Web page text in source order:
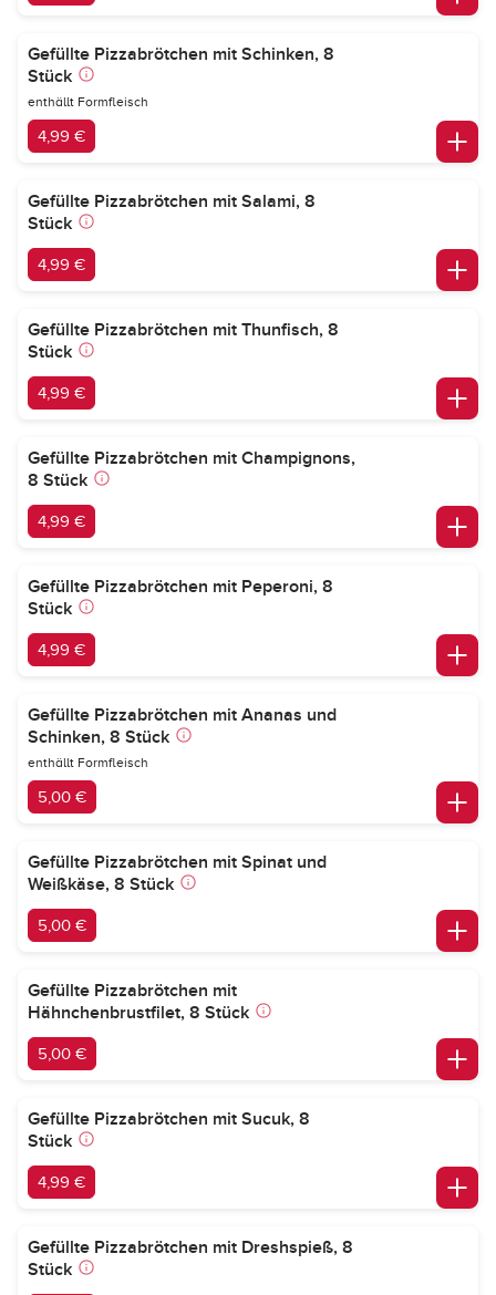
Gefüllte Pizzabrötchen mit Schinken, 8
Stück
enthällt Formfleisch
4,99 €
Gefüllte Pizzabrötchen mit Salami, 8
Stück
4,99 €
Gefüllte Pizzabrötchen mit Thunfisch, 8
Stück
4,99 €
Gefüllte Pizzabrötchen mit Champignons,
8 Stück
4,99 €
Gefüllte Pizzabrötchen mit Peperoni, 8
Stück
4,99 €
Gefüllte Pizzabrötchen mit Ananas und
Schinken, 8 Stück
enthällt Formfleisch
5,00 €
Gefüllte Pizzabrötchen mit Spinat und
Weißkäse, 8 Stück
5,00 €
Gefüllte Pizzabrötchen mit
Hähnchenbrustfilet, 8 Stück
5,00 €
Gefüllte Pizzabrötchen mit Sucuk, 8
Stück
4,99 €
Gefüllte Pizzabrötchen mit Dreshspieß, 8
Stück